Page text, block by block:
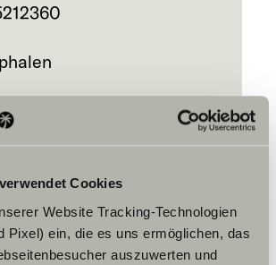
Cookies
Website Tracking-Technologien
Pixel) ein, die es uns ermöglichen, das
auszuwerten und
marketing-cookies om
de tour te bekijken.